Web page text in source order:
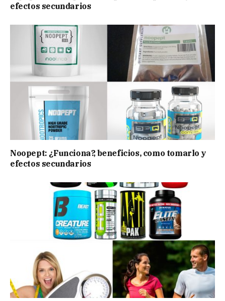
efectos secundarios
Noopept: ¿Funciona?, beneficios, como tomarlo y
efectos secundarios